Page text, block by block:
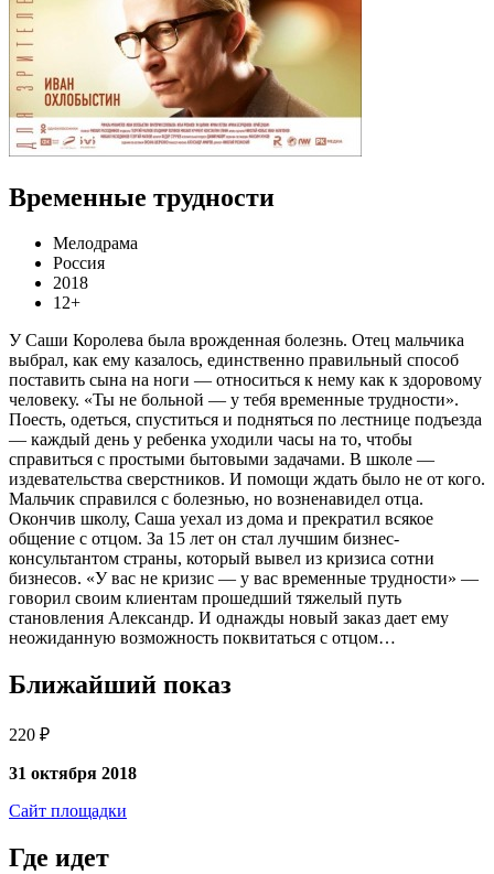
Временные трудности
Мелодрама
Россия
2018
12+
У Саши Королева была врожденная болезнь. Отец мальчика
выбрал, как ему казалось, единственно правильный способ
поставить сына на ноги — относиться к нему как к здоровому
человеку. «Ты не больной — у тебя временные трудности».
Поесть, одеться, спуститься и подняться по лестнице подъезда
— каждый день у ребенка уходили часы на то, чтобы
справиться с простыми бытовыми задачами. В школе —
издевательства сверстников. И помощи ждать было не от кого.
Мальчик справился с болезнью, но возненавидел отца.
Окончив школу, Саша уехал из дома и прекратил всякое
общение с отцом. За 15 лет он стал лучшим бизнес-
консультантом страны, который вывел из кризиса сотни
бизнесов. «У вас не кризис — у вас временные трудности» —
говорил своим клиентам прошедший тяжелый путь
становления Александр. И однажды новый заказ дает ему
неожиданную возможность поквитаться с отцом…
Ближайший показ
220 ₽
31 октября 2018
Сайт площадки
Где идет